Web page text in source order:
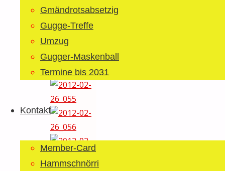
Gmändrotsabsetzig
Gugge-Treffe
Umzug
Gugger-Maskenball
Termine bis 2031
Kontakt
Member-Card
Hammschnörri
Luzia,
Fiechter jun.